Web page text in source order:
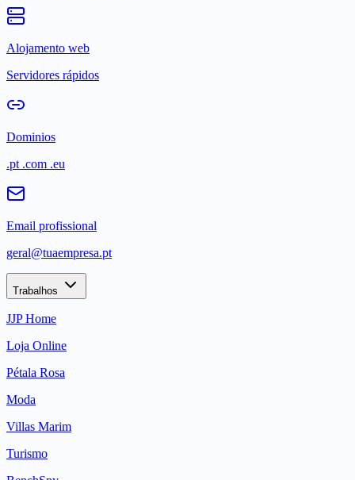
Alojamento web
Servidores rápidos
Dominios
.pt .com .eu
Email profissional
geral@tuaempresa.pt
Trabalhos
JJP Home
Loja Online
Pétala Rosa
Moda
Villas Marim
Turismo